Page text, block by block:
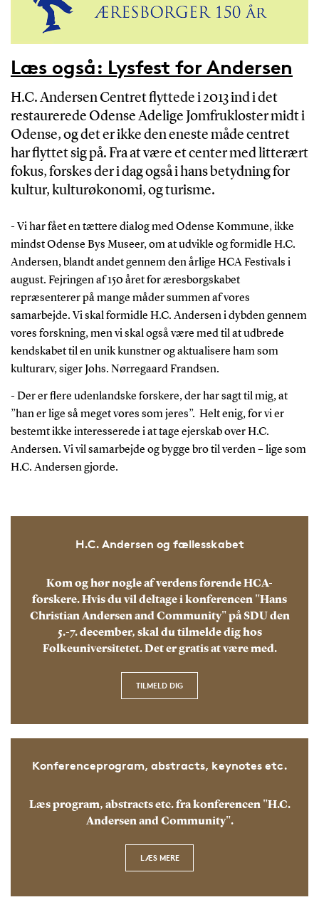
Læs også: Lysfest for Andersen
H.C. Andersen Centret flyttede i 2013 ind i det
restaurerede Odense Adelige Jomfrukloster midt i
Odense, og det er ikke den eneste måde centret
har flyttet sig på. Fra at være et center med litterært
fokus, forskes der i dag også i hans betydning for
kultur, kulturøkonomi, og turisme.
- Vi har fået en tættere dialog med Odense Kommune, ikke
mindst Odense Bys Museer, om at udvikle og formidle H.C.
Andersen, blandt andet gennem den årlige HCA Festivals i
august. Fejringen af 150 året for æresborgskabet
repræsenterer på mange måder summen af vores
samarbejde. Vi skal formidle H.C. Andersen i dybden gennem
vores forskning, men vi skal også være med til at udbrede
kendskabet til en unik kunstner og aktualisere ham som
kulturarv, siger Johs. Nørregaard Frandsen.
- Der er flere udenlandske forskere, der har sagt til mig, at
”han er lige så meget vores som jeres”. Helt enig, for vi er
bestemt ikke interesserede i at tage ejerskab over H.C.
Andersen. Vi vil samarbejde og bygge bro til verden – lige som
H.C. Andersen gjorde.
H.C. Andersen og fællesskabet
Kom og hør nogle af verdens førende HCA-
forskere. Hvis du vil deltage i konferencen "Hans
Christian Andersen and Community" på SDU den
5.-7. december, skal du tilmelde dig hos
Folkeuniversitetet. Det er gratis at være med.
TILMELD DIG
Konferenceprogram, abstracts, keynotes etc.
Læs program, abstracts etc. fra konferencen "H.C.
Andersen and Community".
LÆS MERE